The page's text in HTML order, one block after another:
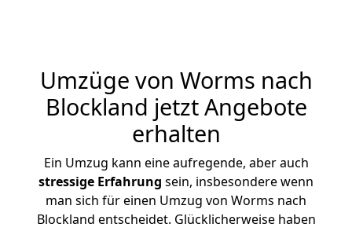
Umzüge von Worms nach
Blockland jetzt Angebote
erhalten
Ein Umzug kann eine aufregende, aber auch
stressige Erfahrung sein, insbesondere wenn
man sich für einen Umzug von Worms nach
Blockland entscheidet. Glücklicherweise haben